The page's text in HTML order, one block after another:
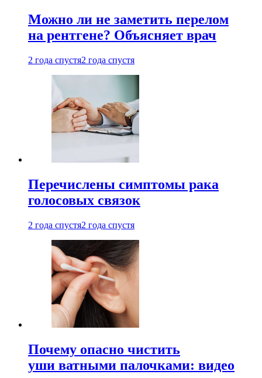
Можно ли не заметить перелом
на рентгене? Объясняет врач
2 года спустя2 года спустя
Перечислены симптомы рака
голосовых связок
2 года спустя2 года спустя
Почему опасно чистить
уши ватными палочками: видео